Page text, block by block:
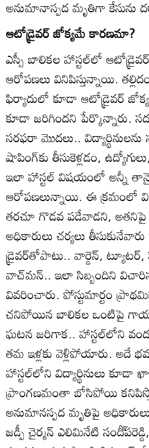
అనుమానాస్పద మృతిగా కేసును
ఆటోడ్రైవర్‌ జోక్యమే కారణమా?
ఎస్సీ బాలికల హాస్టల్‌లో
ఆరోపణలు వినిపిస్తున్నాయి.
ఫిర్యాదులో కూడా ఆటోడ్రైవర్‌
కూడా జరిగిందని పేర్కొన్నారు.
సరఫరా మొదలు.. విద్యార్థినులను
షాపింగ్‌కు తీసుకెళ్లడం,
ఇలా హాస్టల్‌ విషయంలో అన్నీ తానై
ఆరోపణలున్నాయి. ఈ క్రమంలో
తరచూ గొడవ పడేవాడని, అతనిపై
అధికారులు చర్యలు
డ్రైవర్‌తోపాటు.. వార్డెన్‌,
వాచ్‌మన్‌.. ఇలా సిబ్బందిని
వివరించారు. పోస్టుమార్టం
చనిపోయిన బాలికల ఒంటిపై
ఘటన జరిగాక.. హాస్టల్‌లోని
తమ ఇళ్లకు వెళ్లిపోయారు. అదే
హాస్టల్‌లోని విద్యార్థినులు కూడా
ప్రాంగణమంతా బోసిపోయి
అనుమానస్పద మృతిపై
జడ్పీ చైర్మన్‌ ఎలిమినేటి సందీ్‌పరెడ్డి,